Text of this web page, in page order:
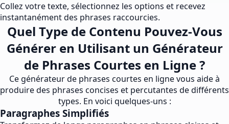
Collez votre texte, sélectionnez les options et recevez
instantanément des phrases raccourcies.
Quel Type de Contenu Pouvez-Vous
Générer en Utilisant un Générateur
de Phrases Courtes en Ligne ?
Ce générateur de phrases courtes en ligne vous aide à
produire des phrases concises et percutantes de différents
types. En voici quelques-uns :
Paragraphes Simplifiés